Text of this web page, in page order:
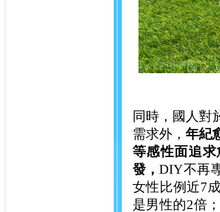
同時，國人對
需求外， 年紀
等感性面追
發，DIY不再
女性比例近7
是男性的2倍